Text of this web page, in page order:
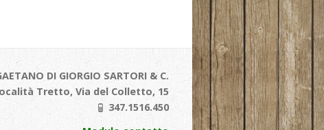
DI GIORGIO SARTORI & C.
Tretto, Via del Colletto, 15
347.1516.450